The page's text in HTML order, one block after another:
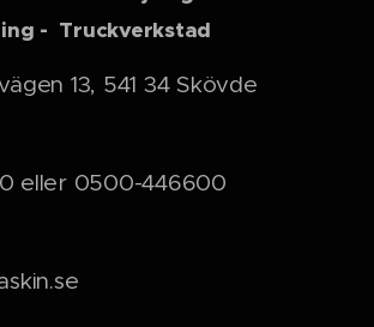
- Truckverkstad
13, 541 34 Skövde
eller 0500-446600